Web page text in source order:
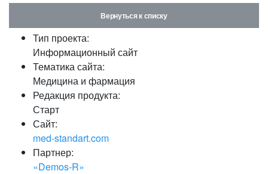
Запомнить меня на этом
Забыли свой пароль?
Вернуться к списку
Тип проекта:
Информационный сайт
Тематика сайта:
Медицина и фармация
Редакция продукта:
Старт
Сайт:
med-standart.com
Партнер:
«Demos-R»